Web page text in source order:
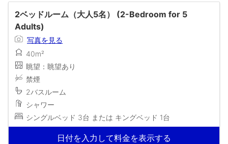
2ベッドルーム（大人5名） (2-Bedroom for 5
Adults)
写真を見る
40m²
眺望：眺望あり
禁煙
2バスルーム
シャワー
シングルベッド 3台 または キングベッド 1台
日付を入力して料金を表示する